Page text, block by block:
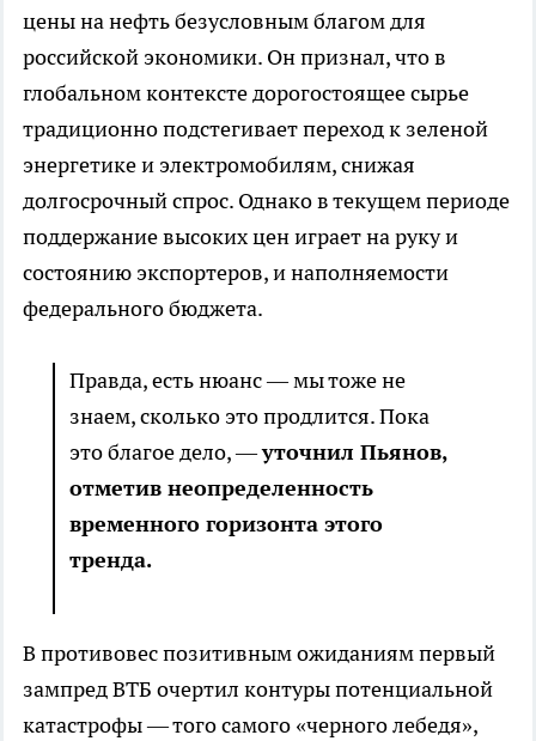
цены на нефть безусловным благом для
российской экономики. Он признал, что в
глобальном контексте дорогостоящее сырье
традиционно подстегивает переход к зеленой
энергетике и электромобилям, снижая
долгосрочный спрос. Однако в текущем периоде
поддержание высоких цен играет на руку и
состоянию экспортеров, и наполняемости
федерального бюджета.
Правда, есть нюанс — мы тоже не
знаем, сколько это продлится. Пока
это благое дело, —уточнил Пьянов,
отметив неопределенность
временного горизонта этого
тренда.
В противовес позитивным ожиданиям первый
зампред ВТБ очертил контуры потенциальной
катастрофы — того самого «черного лебедя»,